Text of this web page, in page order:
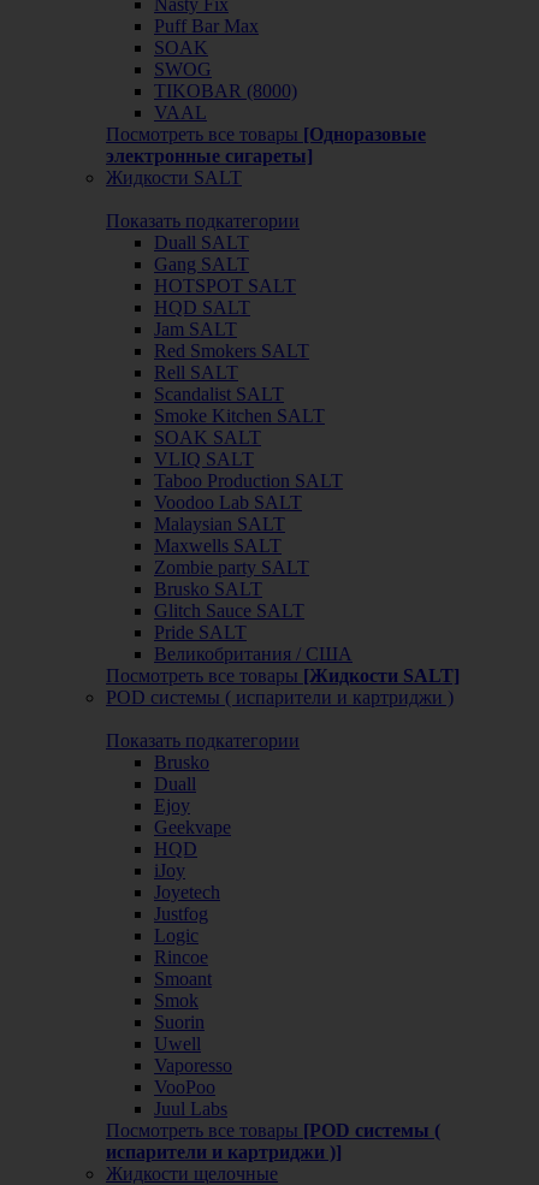
Puff Bar Max
SOAK
SWOG
TIKOBAR (8000)
VAAL
Посмотреть все товары [Одноразовые
электронные сигареты]
Жидкости SALT
Показать подкатегории
Duall SALT
Gang SALT
HOTSPOT SALT
HQD SALT
Jam SALT
Red Smokers SALT
Rell SALT
Scandalist SALT
Smoke Kitchen SALT
SOAK SALT
VLIQ SALT
Taboo Production SALT
Voodoo Lab SALT
Malaysian SALT
Maxwells SALT
Zombie party SALT
Brusko SALT
Glitch Sauce SALT
Pride SALT
Великобритания / США
Посмотреть все товары [Жидкости SALT]
POD системы ( испарители и картриджи )
Показать подкатегории
Brusko
Duall
Ejoy
Geekvape
HQD
iJoy
Joyetech
Justfog
Logic
Rincoe
Smoant
Smok
Suorin
Uwell
Vaporesso
VooPoo
Juul Labs
Посмотреть все товары [POD системы (
испарители и картриджи )]
Жидкости щелочные